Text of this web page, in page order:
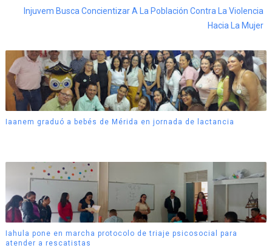
Injuvem Busca Concientizar A La Población Contra La Violencia
Hacia La Mujer
Iaanem graduó a bebés de Mérida en jornada de lactancia
Iahula pone en marcha protocolo de triaje psicosocial para
atender a rescatistas